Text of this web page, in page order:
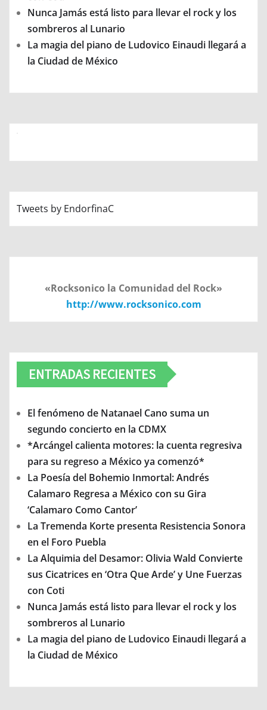
Nunca Jamás está listo para llevar el rock y los
sombreros al Lunario
La magia del piano de Ludovico Einaudi llegará a
la Ciudad de México
Tweets by EndorfinaC
«Rocksonico la Comunidad del Rock»
http://www.rocksonico.com
ENTRADAS RECIENTES
El fenómeno de Natanael Cano suma un
segundo concierto en la CDMX
*Arcángel calienta motores: la cuenta regresiva
para su regreso a México ya comenzó*
La Poesía del Bohemio Inmortal: Andrés
Calamaro Regresa a México con su Gira
‘Calamaro Como Cantor’
La Tremenda Korte presenta Resistencia Sonora
en el Foro Puebla
La Alquimia del Desamor: Olivia Wald Convierte
sus Cicatrices en ‘Otra Que Arde’ y Une Fuerzas
con Coti
Nunca Jamás está listo para llevar el rock y los
sombreros al Lunario
La magia del piano de Ludovico Einaudi llegará a
la Ciudad de México